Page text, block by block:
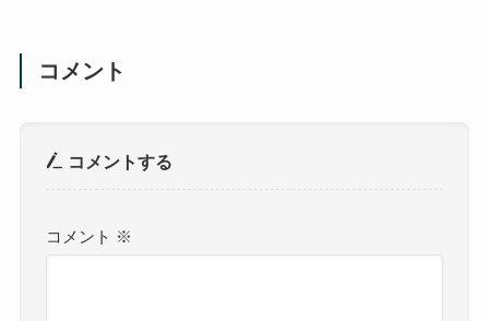
コメント
コメントする
コメント ※